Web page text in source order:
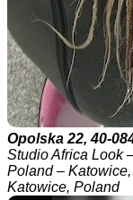
Opolska 22, 40-
Studio Africa Look
Poland –
Katowice, Poland